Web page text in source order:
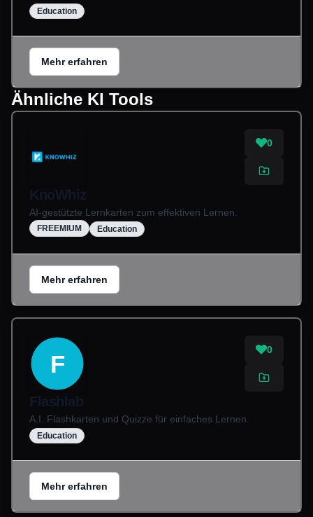
Education
Mehr erfahren
Ähnliche KI Tools
0
KnoWhiz
AI-gestützte Lernkarten zum effektiven Lernen.
FREEMIUM Education
Mehr erfahren
F
0
Flashlab
A.I. Flashkarten und Quizze für einfaches Lernen.
Education
Mehr erfahren